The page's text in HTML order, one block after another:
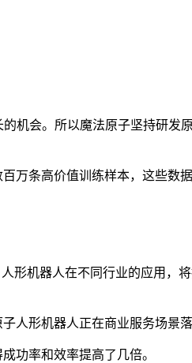
机会。所以魔法原子坚持研发
万条高价值训练样本，这些数
形机器人在不同行业的应用，
人形机器人正在商业服务场景落
功率和效率提高了几倍。